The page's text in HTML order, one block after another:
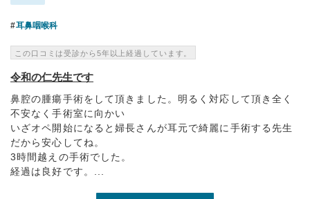
耳鼻咽喉科
この口コミは受診から5年以上経過しています。
令和の仁先生です
鼻腔の腫瘍手術をして頂きました。明るく対応して頂き全く
不安なく手術室に向かい
いざオペ開始になると婦長さんが耳元で綺麗に手術する先生
だから安心してね。
3時間越えの手術でした。
経過は良好です。...